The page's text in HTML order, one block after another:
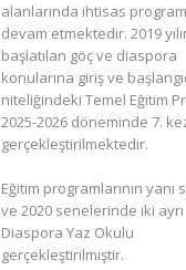
alanlarında ihtisas
devam etmektedir. 2019
başlatılan göç ve diaspora
konularına giriş ve
niteliğindeki Temel Eğitim
2025-2026 döneminde 7.
gerçekleştirilmektedir.
Eğitim programlarının yanı
ve 2020 senelerinde iki ayrı
Diaspora Yaz Okulu
gerçekleştirilmiştir.